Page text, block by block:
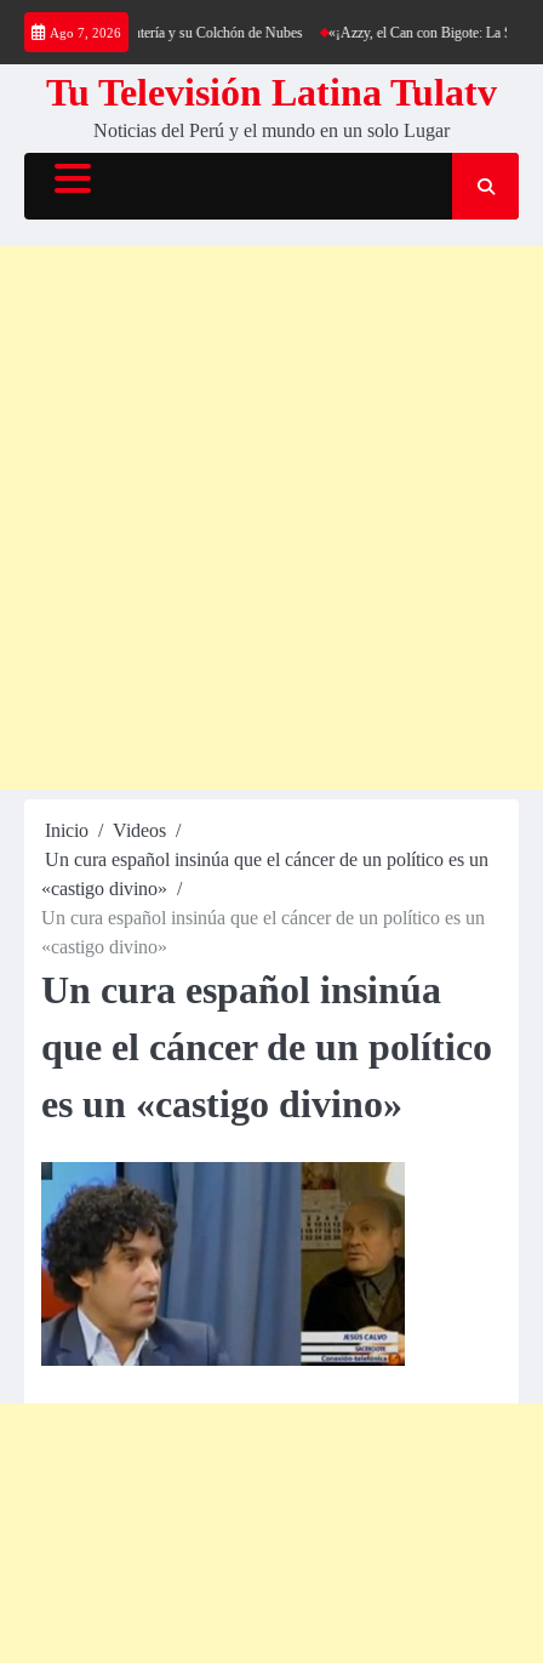
Saltar
contenido
Ago 7, 2026
al Cerro Cantería y su Colchón de Nubes «¡Azzy, el Can con Bigote: La
Tu Televisión Latina Tulatv
Noticias del Perú y el mundo en un solo Lugar
Inicio
Videos
Un cura español insinúa que el cáncer de un político es un
«castigo divino»
Un cura español insinúa que el cáncer de un político es un
«castigo divino»
Un cura español insinúa
que el cáncer de un político
es un «castigo divino»